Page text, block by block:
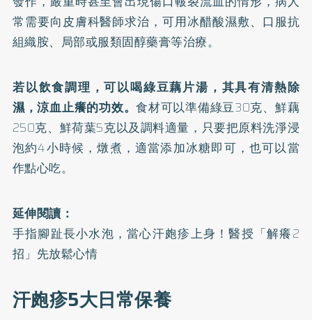
常需要向皮膚科醫師求治，可用冰醋酸濕敷、口服抗
組織胺、局部或服類固醇藥膏等治療。
若以飲食調理，可以喝綠豆藕片湯，其具有清熱除
濕，涼血止癢的功效。食材可以準備綠豆30克、鮮藕
250克、鮮荷葉5克以及調料適量，只要把原料洗淨浸
泡約4小時候，燉煮，適當添加冰糖即可，也可以當
作點心吃。
延伸閱讀：
手指腳趾長小水泡，當心汗皰疹上身！醫授「解癢2
招」先放鬆心情
汗皰疹5大日常保養